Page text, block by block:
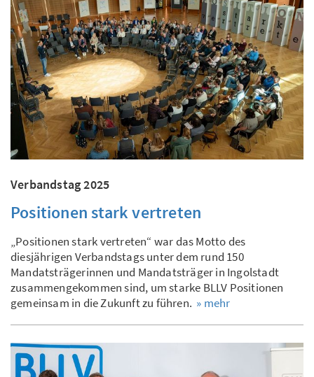
Verbandstag 2025
Positionen stark vertreten
„Positionen stark vertreten“ war das Motto des
diesjährigen Verbandstags unter dem rund 150
Mandatsträgerinnen und Mandatsträger in Ingolstadt
zusammengekommen sind, um starke BLLV Positionen
gemeinsam in die Zukunft zu führen. » mehr